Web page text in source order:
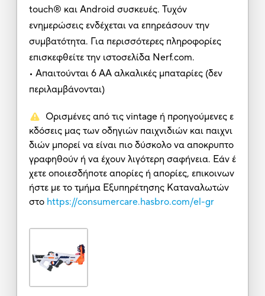
touch® και Android συσκευές. Τυχόν
ενημερώσεις ενδέχεται να επηρεάσουν την
συμβατότητα. Για περισσότερες πληροφορίες
επισκεφθείτε την ιστοσελίδα Nerf.com.
• Απαιτούνται 6 ΑΑ αλκαλικές μπαταρίες (δεν
περιλαμβάνονται)
Ορισμένες από τις vintage ή προηγούμενες ε
κδόσεις μας των οδηγιών παιχνιδιών και παιχνι
διών μπορεί να είναι πιο δύσκολο να αποκρυπτο
γραφηθούν ή να έχουν λιγότερη σαφήνεια. Εάν έ
χετε οποιεσδήποτε απορίες ή απορίες, επικοινων
ήστε με το τμήμα Εξυπηρέτησης Καταναλωτών
στο https://consumercare.hasbro.com/el-gr